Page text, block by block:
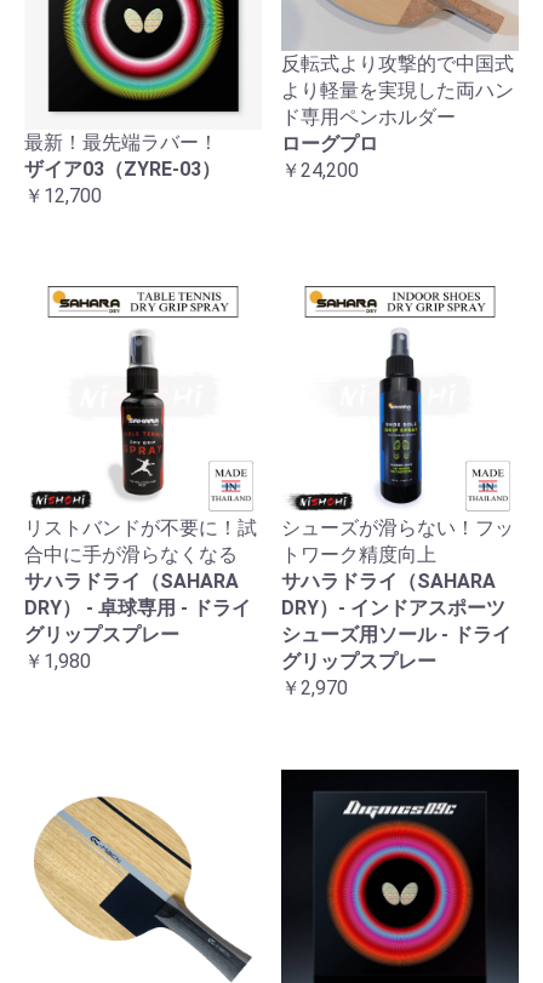
お買い物を続ける カートへ進む
最新！最先端ラバー！
ザイア03（ZYRE-03）
￥12,700
反転式より攻撃的で中国式
より軽量を実現した両ハン
ド専用ペンホルダー
ローグプロ
￥24,200
リストバンドが不要に！試
合中に手が滑らなくなる
サハラドライ（SAHARA
DRY） - 卓球専用 - ドライ
グリップスプレー
￥1,980
シューズが滑らない！フッ
トワーク精度向上
サハラドライ（SAHARA
DRY）- インドアスポーツ
シューズ用ソール - ドライ
グリップスプレー
￥2,970